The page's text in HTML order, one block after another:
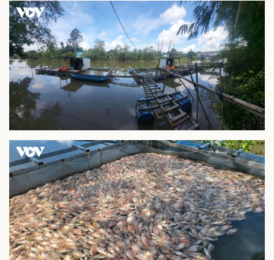
Thế giới
Quan sát
Cuộc sống đó đây
Hồ sơ
Multimedia
Video
Ảnh
E-Magazine
Infographic